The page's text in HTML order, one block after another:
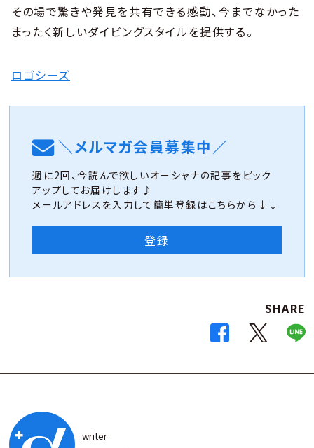
その場で驚きや発見を共有できる感動、今までなかった
まったく新しいダイビングスタイルを提供する。
ロゴシーズ
＼メルマガ会員募集中／
週に2回、今読んで欲しいオーシャナの記事をピック
アップしてお届けします♪
メールアドレスを入力して簡単登録はこちらから↓↓
登録
SHARE
writer